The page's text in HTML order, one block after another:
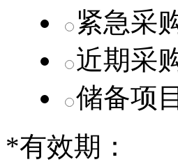
紧急采
近期采
储备项目
*有效期：